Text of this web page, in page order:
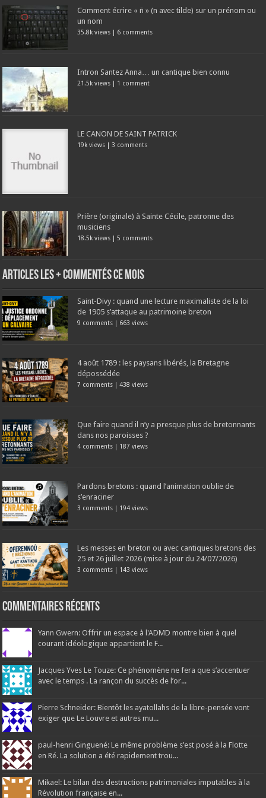
Comment écrire « ñ » (n avec tilde) sur un prénom ou
un nom
35.8k views | 6 comments
Intron Santez Anna… un cantique bien connu
21.5k views | 1 comment
LE CANON DE SAINT PATRICK
19k views | 3 comments
Prière (originale) à Sainte Cécile, patronne des
musiciens
18.5k views |5 comments
Articles les + commentés ce mois
Saint-Divy : quand une lecture maximaliste de la loi
de 1905 s’attaque au patrimoine breton
9 comments | 663 views
4 août 1789 : les paysans libérés, la Bretagne
dépossédée
7 comments |438 views
Que faire quand il n’y a presque plus de bretonnants
dans nos paroisses ?
4 comments | 187 views
Pardons bretons : quand l’animation oublie de
s’enraciner
3 comments | 194 views
Les messes en breton ou avec cantiques bretons des
25 et 26 juillet 2026 (mise à jour du 24/07/2026)
3 comments | 143 views
Commentaires récents
Yann Gwern: Offrir un espace à l'ADMD montre bien à quel
courant idéologique appartient le F...
Jacques Yves Le Touze: Ce phénomène ne fera que s’accentuer
avec le temps . La rançon du succès de l’or...
Pierre Schneider: Bientôt les ayatollahs de la libre-pensée vont
exiger que Le Louvre et autres mu...
paul-henri Ginguené: Le même problème s’est posé à la Flotte
en Ré. La solution a été rapidement trou...
Mikael: Le bilan des destructions patrimoniales imputables à la
Révolution française en...